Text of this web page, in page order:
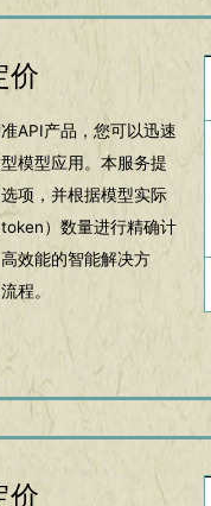
价
API产品，您可以迅速
模型应用。本服务提
项，并根据模型实际
）数量进行精确计
效能的智能解决方
程。
价